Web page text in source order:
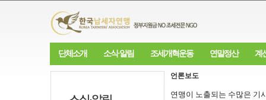
단체소개 소식·알림 조세개혁운동 연말정산 계
언론보도
연맹이 노출되는 수많은 기